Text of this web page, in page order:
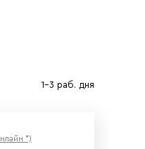
1-3 раб. дня
*)